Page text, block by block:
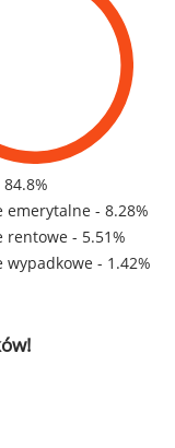
emerytalne - 8.28%
rentowe - 5.51%
- 1.42%